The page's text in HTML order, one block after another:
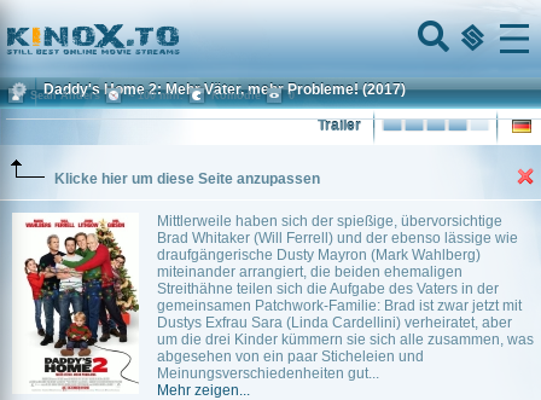
Home
Menu
Daddy's Home 2: Mehr Väter, mehr Probleme! (2017)
Trailer
Klicke hier um diese Seite anzupassen
Mittlerweile haben sich der spießige, übervorsichtige
Brad Whitaker (Will Ferrell) und der ebenso lässige wie
draufgängerische Dusty Mayron (Mark Wahlberg)
miteinander arrangiert, die beiden ehemaligen
Streithähne teilen sich die Aufgabe des Vaters in der
gemeinsamen Patchwork-Familie: Brad ist zwar jetzt mit
Dustys Exfrau Sara (Linda Cardellini) verheiratet, aber
um die drei Kinder kümmern sie sich alle zusammen, was
abgesehen von ein paar Sticheleien und
Meinungsverschiedenheiten gut...
Mehr zeigen...
Sean Anders ~ 100 min. Komödie 0